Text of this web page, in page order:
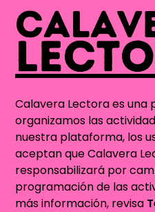
Calavera Lectora es una
organizamos las
nuestra plataforma, los
aceptan que Calavera
responsabilizará por
programación de las
más información, revisa